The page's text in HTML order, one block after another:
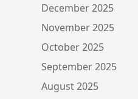
December 2025
November 2025
October 2025
September 2025
August 2025